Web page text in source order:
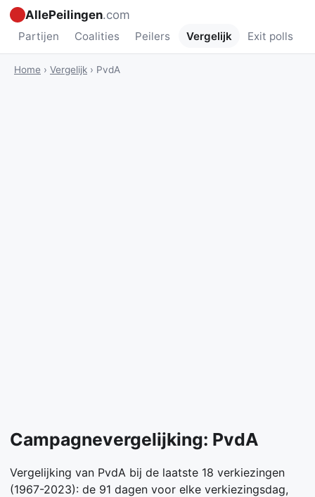
AllePeilingen.com
Partijen Coalities Peilers Vergelijk Exit polls
Home › Vergelijk › PvdA
Campagnevergelijking: PvdA
Vergelijking van PvdA bij de laatste 18 verkiezingen
(1967-2023): de 91 dagen voor elke verkiezingsdag,